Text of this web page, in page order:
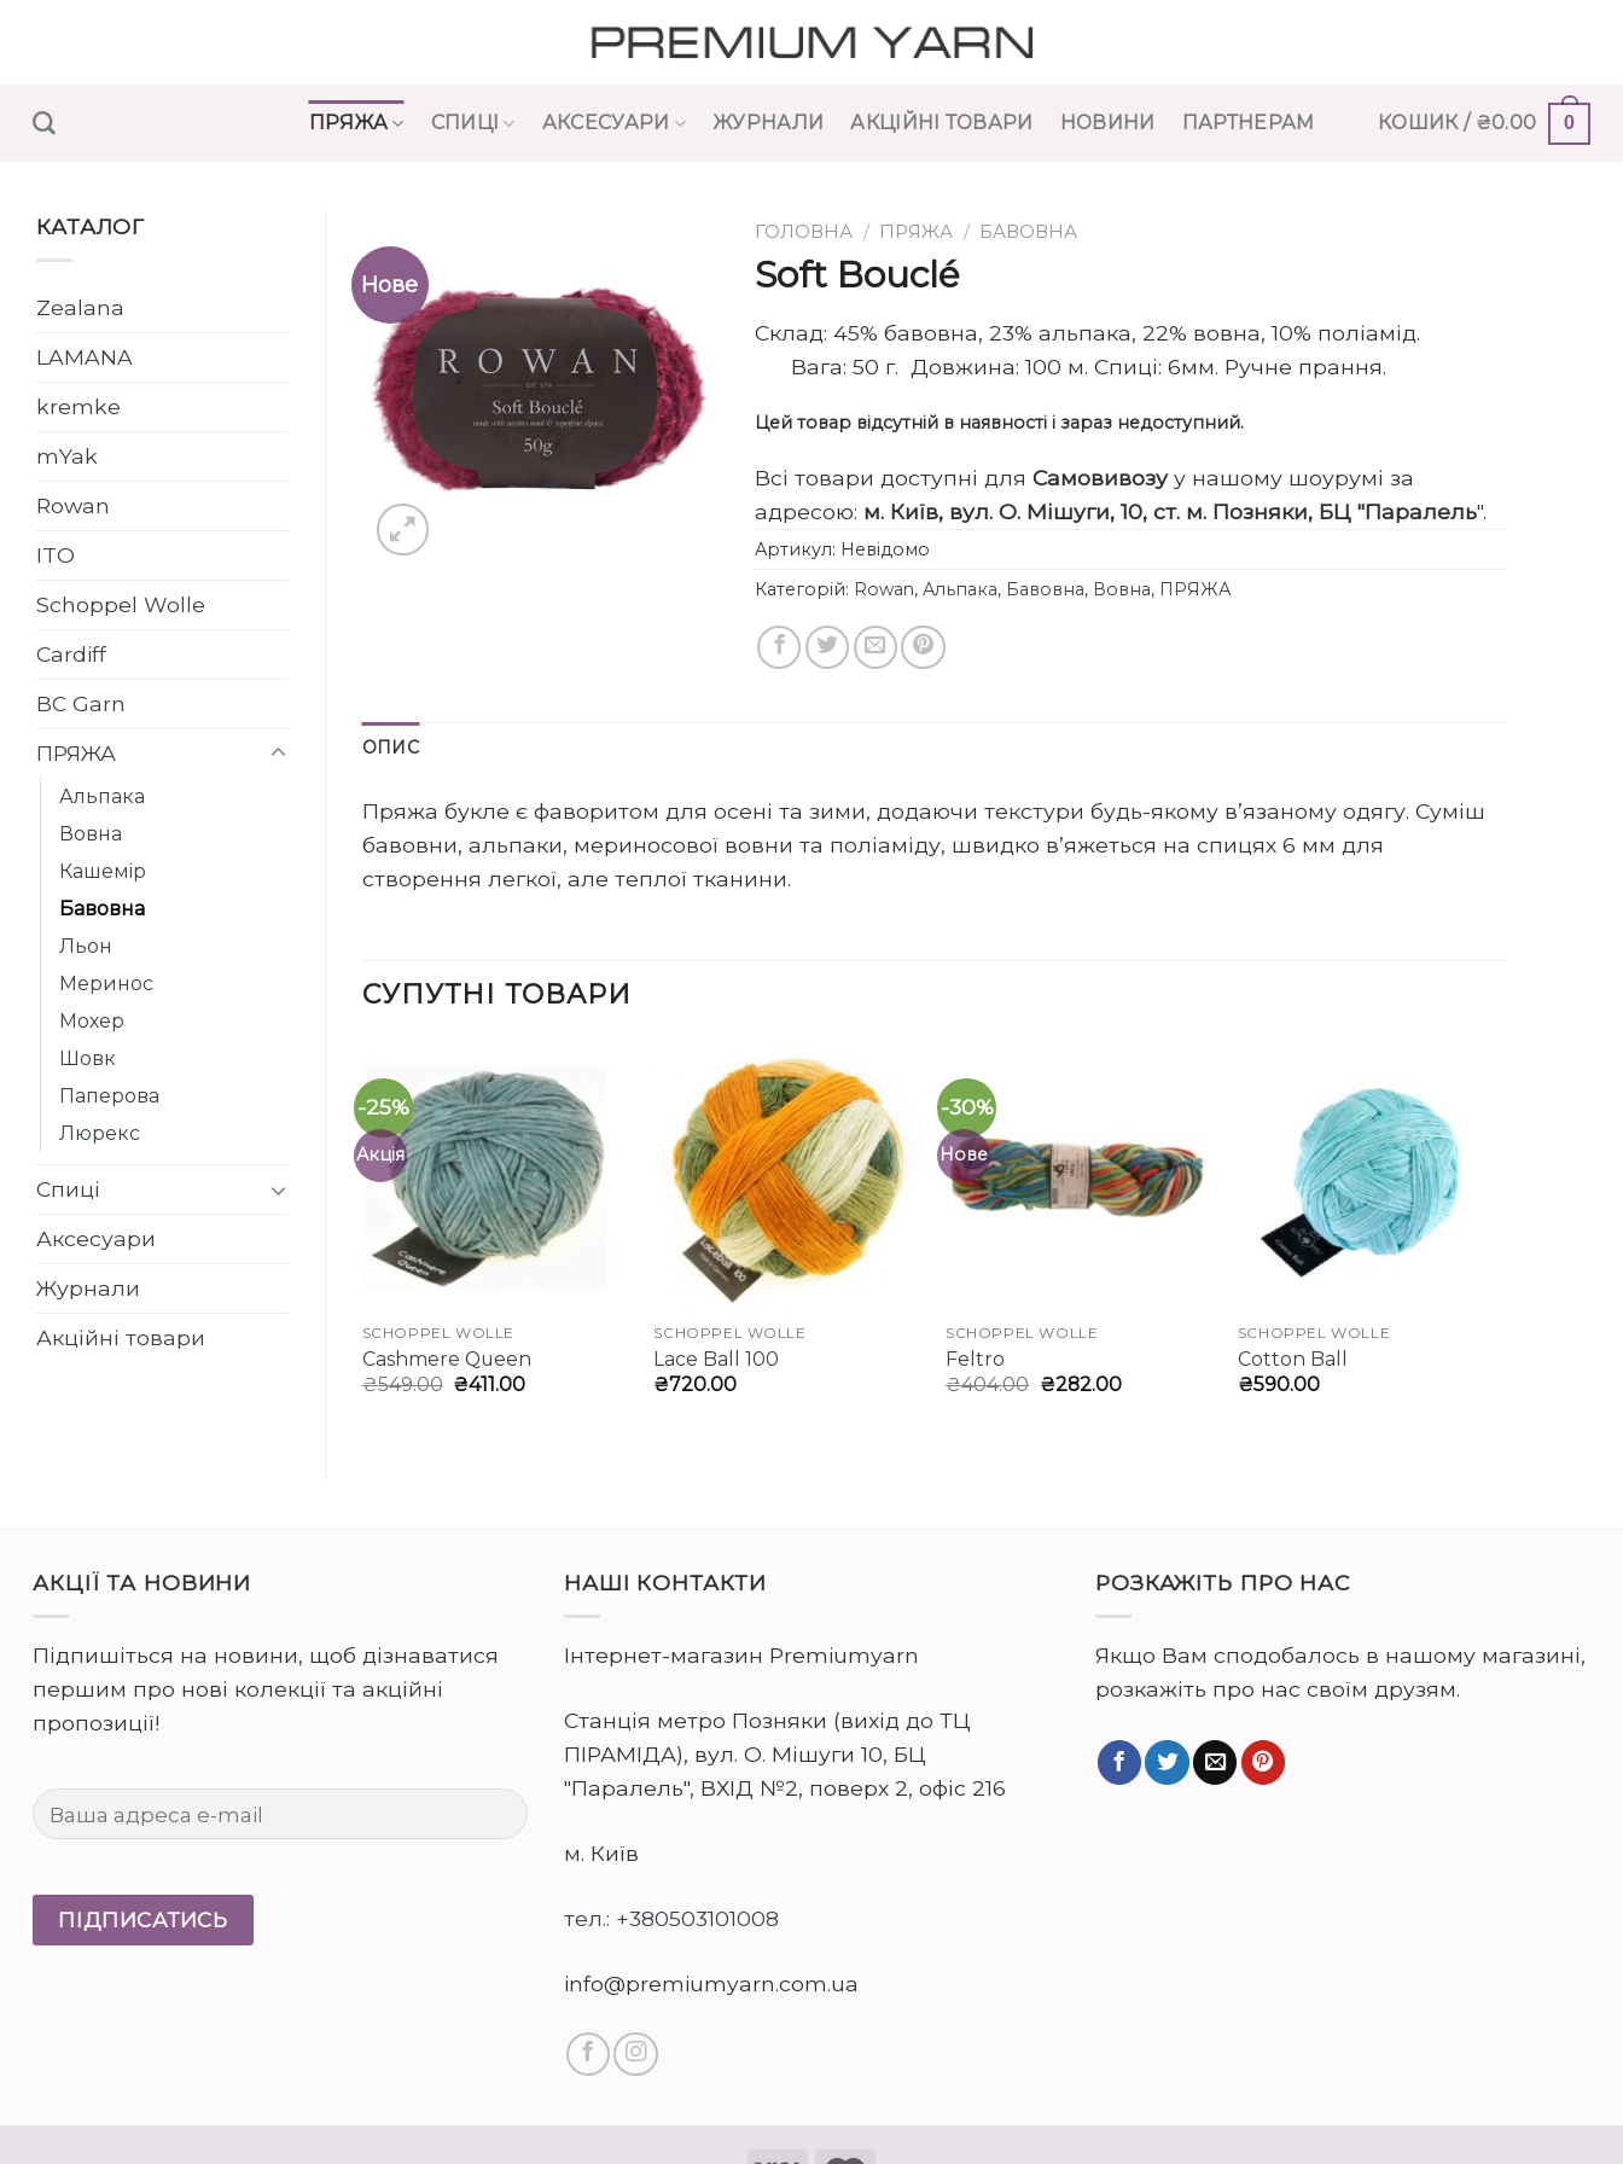
ПРЯЖА СПИЦІ АКСЕСУАРИ ЖУРНАЛИ АКЦІЙНІ ТОВАРИ НОВИНИ ПАРТНЕРАМ КОШИК / ₴0.00 0
КАТАЛОГ
Zealana
LAMANA
kremke
mYak
Rowan
ITO
Schoppel Wolle
Cardiff
BC Garn
ПРЯЖА
Альпака
Вовна
Кашемір
Бавовна
Льон
Меринос
Мохер
Шовк
Паперова
Люрекс
Спиці
Аксесуари
Журнали
Акційні товари
Нове
ГОЛОВНА / ПРЯЖА / БАВОВНА
Soft Bouclé
Склад: 45% бавовна, 23% альпака, 22% вовна, 10% поліамід.
Вага: 50 г. Довжина: 100 м. Спиці: 6мм. Ручне прання.
Цей товар відсутній в наявності і зараз недоступний.
Всі товари доступні дляСамовивозуу нашому шоурумі за
адресою: м. Київ, вул. О. Мішуги, 10, ст. м. Позняки, БЦ "Паралель".
Артикул: Невідомо
Категорій: Rowan,Альпака, Бавовна, Вовна, ПРЯЖА
ОПИС
Пряжа букле є фаворитом для осені та зими, додаючи текстури будь-якому в’язаному одягу. Суміш
бавовни, альпаки, мериносової вовни та поліаміду, швидко в’яжеться на спицях 6 мм для
створення легкої, але теплої тканини.
СУПУТНІ ТОВАРИ
-25%
Акція
SCHOPPEL WOLLE
Cashmere Queen
₴549.00 Оригінальна
₴411.00Поточна
SCHOPPEL WOLLE
Lace Ball 100
₴720.00
-30%
Нове
SCHOPPEL WOLLE
Feltro
₴404.00 Оригінальна
₴282.00Поточна
SCHOPPEL WOLLE
Cotton Ball
₴590.00
CARDIFF
АКЦІЇ ТА НОВИНИ
Підпишіться на новини, щоб дізнаватися
першим про нові колекції та акційні
пропозиції!
НАШІ КОНТАКТИ
Інтернет-магазин Premiumyarn
Станція метро Позняки (вихід до ТЦ
ПІРАМІДА), вул. О. Мішуги 10, БЦ
"Паралель", ВХІД №2, поверх 2, офіс 216
м. Київ
тел.: +380503101008
info@premiumyarn.com.ua
РОЗКАЖІТЬ ПРО НАС
Якщо Вам сподобалось в нашому магазині,
розкажіть про нас своїм друзям.